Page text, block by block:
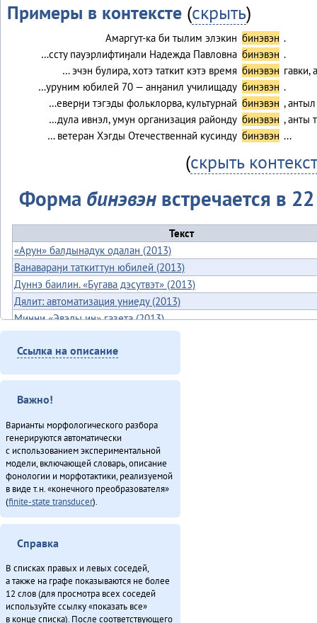
Примеры в контексте(скрыть)
Амаргут-ка би тылим элэкин бинэвэн .
…ссту пауэрлифтиӈали Надежда Павловна бинэвэн .
… эчэн булира, хотэ таткит кэтэ время бинэвэн гавки,
…уруним юбилей 70 — анӈанил училищаду бинэвэн .
…еверӈи тэгэды фольклорва, культурнай бинэвэн ,
…дула ивнэл, умун организация районду бинэвэн , анты
… ветеран Хэгды Отечественнай кусинду бинэвэн ...
(скрыть контекст
Форма бинэвэн встречается в
Текст
«Арун» балдынадук одалан (2013)
Ванавараӈи таткиттун юбилей (2013)
Дуннэ баилин. «Бугава дэсутвэт» (2013)
Дялит: автоматизация униеду (2013)
Минӈи «Эвэды ин» газета (2013)
«Мучун» – Омакта аннгани [1] (2013)
Неӈнери Этэечимни тырганин (2013)
«Орорво иргичимнил» Китайду (2013)
Севергар икэрдули (2013)
Секция этнокультурнай алагувундули (2013)
Туруӈи авгарачимнил техникумду 70 анӈанил [2] (2013)
Турэн – илэды баин (2013)
Хавал мудана ачин (2013)
Хэгдыл, эӈэсил, савкал илэл [1] (2013)
Хэгдыл, эӈэсил, савкал илэл [2] (2013)
Эвенкиядук сониӈил — давдымнилва денчанал (2013)
ЭМР КМНС «Арун» ассоциацияду синмады конференциян (2013)
Эӈэсил асал (2013)
Япониядук матал (2013)
Ссылка на описание
Важно!
Варианты морфологического разбора
генерируются автоматически
с использованием экспериментальной
модели, включающей словарь, описание
фонологии и морфотактики, реализуемой
в виде т.н. «конечного преобразователя»
(finite-state transducer).
Справка
В списках правых и левых соседей,
а также на графе показываются не более
12 слов (для просмотра всех соседей
используйте ссылку «показать все»
в конце списка). После соответствующего